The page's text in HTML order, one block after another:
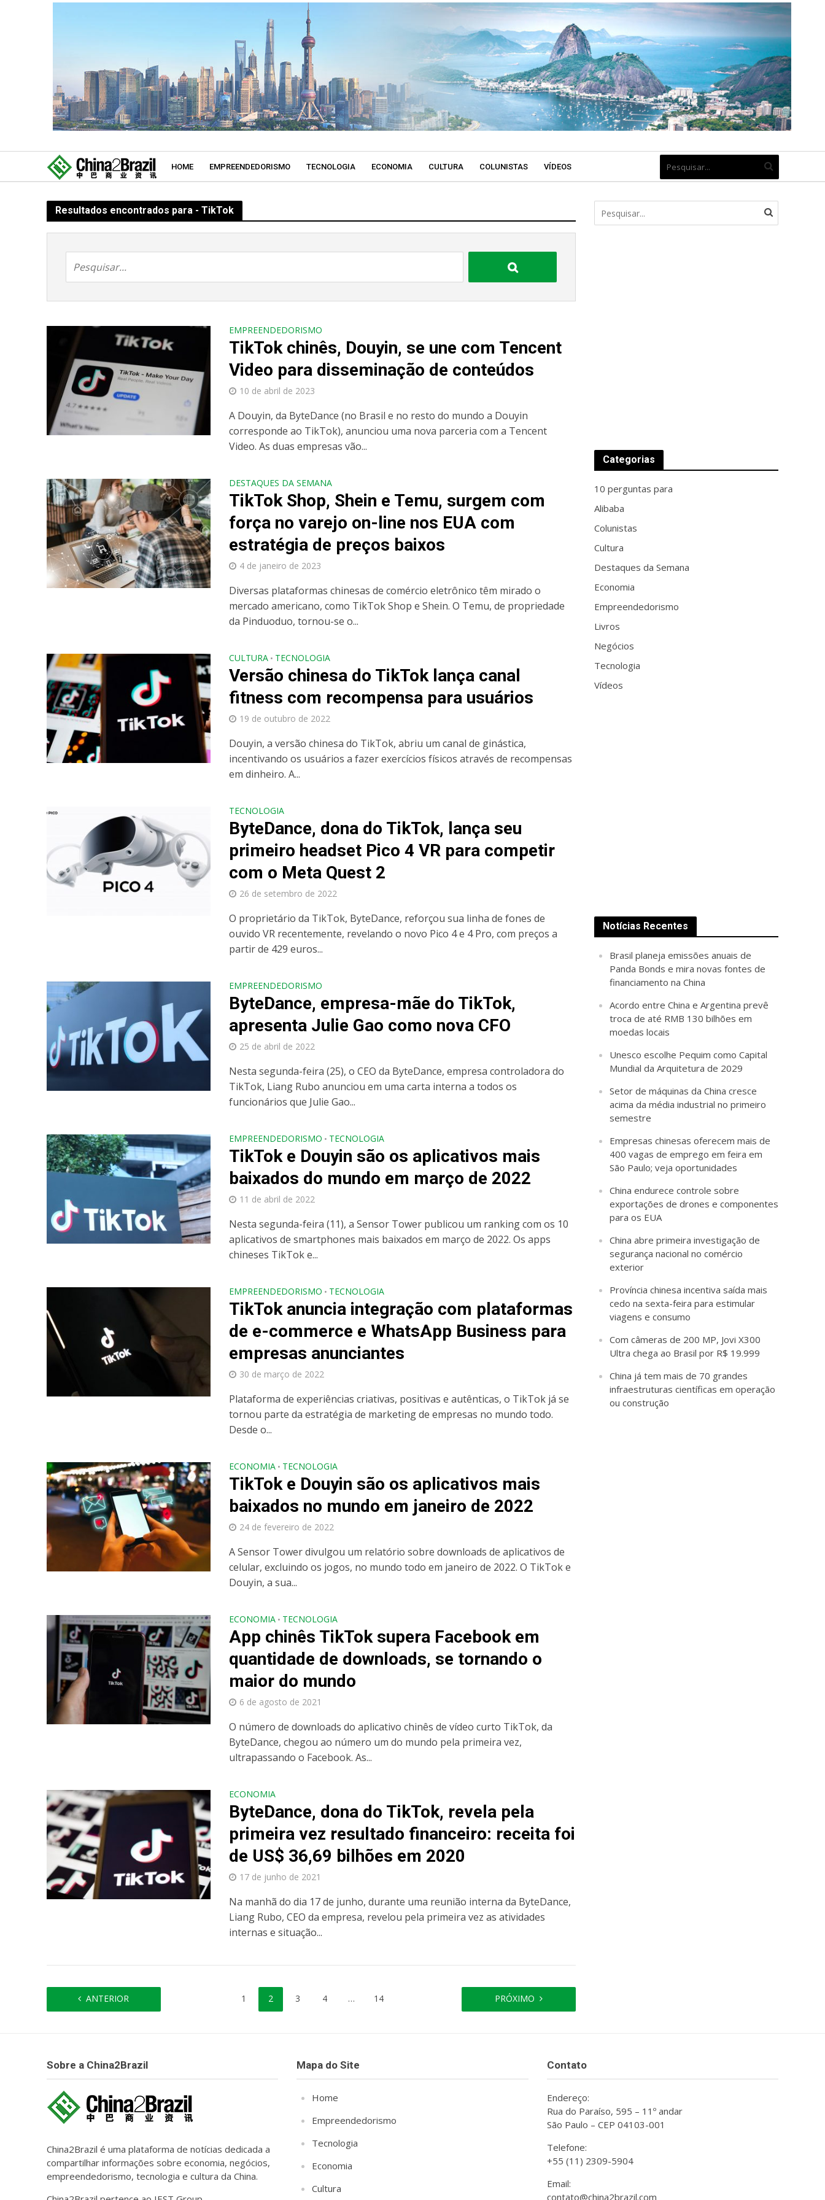
HOME EMPREENDEDORISMO TECNOLOGIA ECONOMIA CULTURA COLUNISTAS VÍDEOS
Resultados encontrados para - TikTok
EMPREENDEDORISMO
TikTok chinês, Douyin, se une com Tencent
Video para disseminação de conteúdos
10 de abril de 2023
A Douyin, da ByteDance (no Brasil e no resto do mundo a Douyin
corresponde ao TikTok), anunciou uma nova parceria com a Tencent
Video. As duas empresas vão...
DESTAQUES DA SEMANA
TikTok Shop, Shein e Temu, surgem com
força no varejo on-line nos EUA com
estratégia de preços baixos
4 de janeiro de 2023
Diversas plataformas chinesas de comércio eletrônico têm mirado o
mercado americano, como TikTok Shop e Shein. O Temu, de propriedade
da Pinduoduo, tornou-se o...
CULTURA • TECNOLOGIA
Versão chinesa do TikTok lança canal
fitness com recompensa para usuários
19 de outubro de 2022
Douyin, a versão chinesa do TikTok, abriu um canal de ginástica,
incentivando os usuários a fazer exercícios físicos através de recompensas
em dinheiro. A...
TECNOLOGIA
ByteDance, dona do TikTok, lança seu
primeiro headset Pico 4 VR para competir
com o Meta Quest 2
26 de setembro de 2022
O proprietário da TikTok, ByteDance, reforçou sua linha de fones de
ouvido VR recentemente, revelando o novo Pico 4 e 4 Pro, com preços a
partir de 429 euros...
EMPREENDEDORISMO
ByteDance, empresa-mãe do TikTok,
apresenta Julie Gao como nova CFO
25 de abril de 2022
Nesta segunda-feira (25), o CEO da ByteDance, empresa controladora do
TikTok, Liang Rubo anunciou em uma carta interna a todos os
funcionários que Julie Gao...
EMPREENDEDORISMO • TECNOLOGIA
TikTok e Douyin são os aplicativos mais
baixados do mundo em março de 2022
11 de abril de 2022
Nesta segunda-feira (11), a Sensor Tower publicou um ranking com os 10
aplicativos de smartphones mais baixados em março de 2022. Os apps
chineses TikTok e...
EMPREENDEDORISMO • TECNOLOGIA
TikTok anuncia integração com plataformas
de e-commerce e WhatsApp Business para
empresas anunciantes
30 de março de 2022
Plataforma de experiências criativas, positivas e autênticas, o TikTok já se
tornou parte da estratégia de marketing de empresas no mundo todo.
Desde o...
ECONOMIA • TECNOLOGIA
TikTok e Douyin são os aplicativos mais
baixados no mundo em janeiro de 2022
24 de fevereiro de 2022
A Sensor Tower divulgou um relatório sobre downloads de aplicativos de
celular, excluindo os jogos, no mundo todo em janeiro de 2022. O TikTok e
Douyin, a sua...
ECONOMIA • TECNOLOGIA
App chinês TikTok supera Facebook em
quantidade de downloads, se tornando o
maior do mundo
6 de agosto de 2021
O número de downloads do aplicativo chinês de vídeo curto TikTok, da
ByteDance, chegou ao número um do mundo pela primeira vez,
ultrapassando o Facebook. As...
ECONOMIA
ByteDance, dona do TikTok, revela pela
primeira vez resultado financeiro: receita foi
de US$ 36,69 bilhões em 2020
17 de junho de 2021
Na manhã do dia 17 de junho, durante uma reunião interna da ByteDance,
Liang Rubo, CEO da empresa, revelou pela primeira vez as atividades
internas e situação...
ANTERIOR 1 2 3 4 … 14 PRÓXIMO
Categorias
10 perguntas para
Alibaba
Colunistas
Cultura
Destaques da Semana
Economia
Empreendedorismo
Livros
Negócios
Tecnologia
Vídeos
Notícias Recentes
Brasil planeja emissões anuais de
Panda Bonds e mira novas fontes de
financiamento na China
Acordo entre China e Argentina prevê
troca de até RMB 130 bilhões em
moedas locais
Unesco escolhe Pequim como Capital
Mundial da Arquitetura de 2029
Setor de máquinas da China cresce
acima da média industrial no primeiro
semestre
Empresas chinesas oferecem mais de
400 vagas de emprego em feira em
São Paulo; veja oportunidades
China endurece controle sobre
exportações de drones e componentes
para os EUA
China abre primeira investigação de
segurança nacional no comércio
exterior
Província chinesa incentiva saída mais
cedo na sexta-feira para estimular
viagens e consumo
Com câmeras de 200 MP, Jovi X300
Ultra chega ao Brasil por R$ 19.999
China já tem mais de 70 grandes
infraestruturas científicas em operação
ou construção
Sobre a China2Brazil
China2Brazil é uma plataforma de notícias dedicada a
compartilhar informações sobre economia, negócios,
empreendedorismo, tecnologia e cultura da China.
Mapa do Site
Home
Empreendedorismo
Tecnologia
Economia
Cultura
Contato
Endereço:
Rua do Paraíso, 595 – 11º andar
São Paulo – CEP 04103-001
Telefone:
+55 (11) 2309-5904
Email:
contato@china2brazil.com